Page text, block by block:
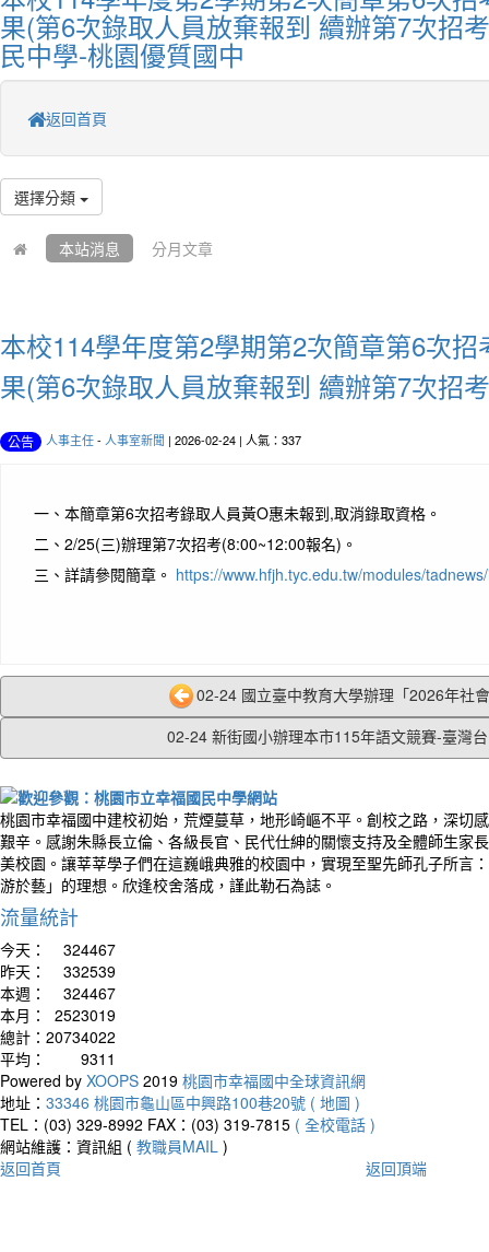
果(第6次錄取人員放棄報到 續辦第7次招
民中學-桃園優質國中
返回首頁
選擇分類
本站消息 分月文章
本校114學年度第2學期第2次簡章第6次
果(第6次錄取人員放棄報到 續辦第7次招
公告 人事主任- 人事室新聞 | 2026-02-24 | 人氣：337
一、本簡章第6次招考錄取人員黃O惠未報到,取消錄取資格。
二、2/25(三)辦理第7次招考(8:00~12:00報名)。
三、詳請參閱簡章。 https://www.hfjh.tyc.edu.tw/modules/
02-24 國立臺中教育大學辦理「2026年社
02-24 新街國小辦理本市115年語文競賽-臺灣
桃園市幸福國中建校初始，荒煙蔓草，地形崎嶇不平。創校之路，深切
艱辛。感謝朱縣長立倫、各級長官、民代仕紳的關懷支持及全體師生家
美校園。讓莘莘學子們在這巍峨典雅的校園中，實現至聖先師孔子所言
游於藝」的理想。欣逢校舍落成，謹此勒石為誌。
流量統計
今天：
324467
昨天：
332539
本週：
324467
本月：
2523019
總計： 20734022
平均：
9311
Powered by XOOPS 2019 桃園市幸福國中全球資訊網
地址： 33346 桃園市龜山區中興路100巷20號 ( 地圖 )
TEL：(03) 329-8992 FAX：(03) 319-7815 ( 全校電話 )
網站維護：資訊組 ( 教職員MAIL )
返回首頁
返回頂端